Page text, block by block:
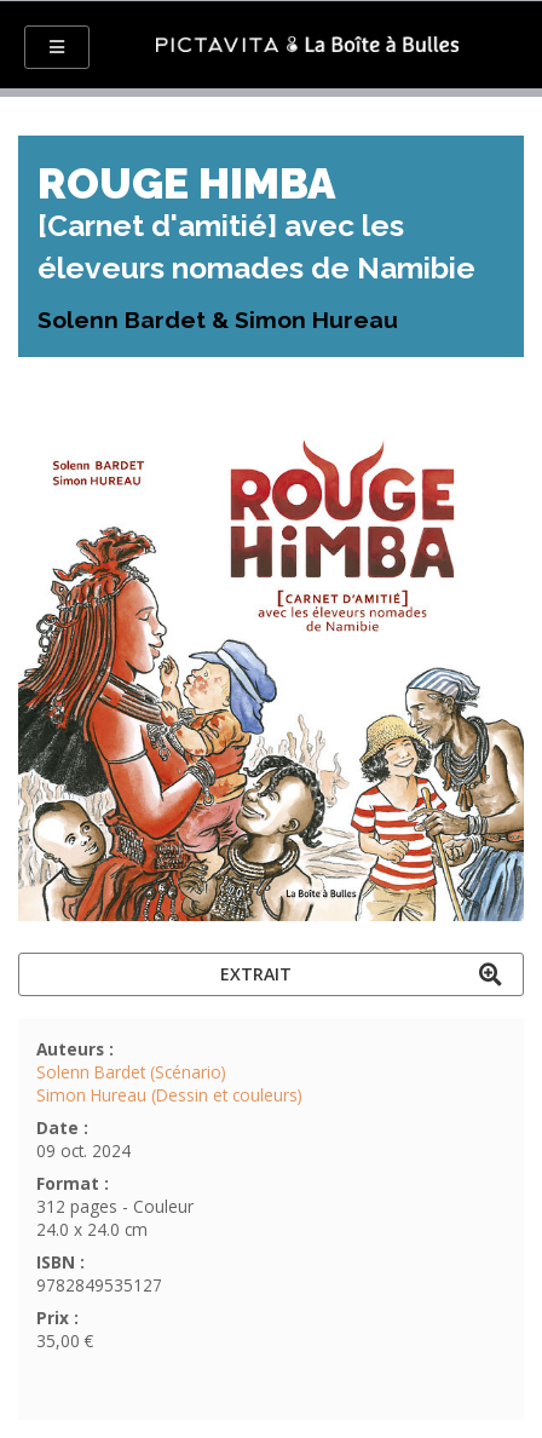
ROUGE HIMBA
[Carnet d'amitié] avec les
éleveurs nomades de Namibie
Solenn Bardet & Simon Hureau
EXTRAIT
Auteurs :
Solenn Bardet (Scénario)
Simon Hureau (Dessin et couleurs)
Date :
09 oct. 2024
Format :
312 pages - Couleur
24.0 x 24.0 cm
ISBN :
9782849535127
Prix :
35,00 €